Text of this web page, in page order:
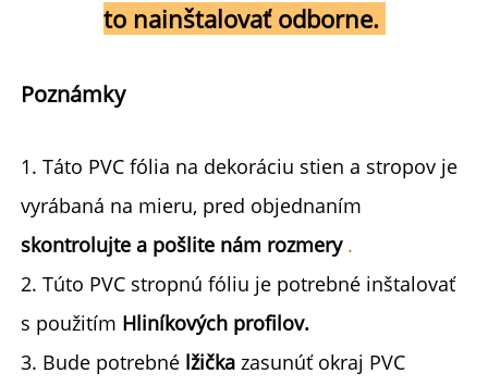
to nainštalovať odborne.
Poznámky
1. Táto PVC fólia na dekoráciu stien a stropov je
skontrolujte a pošlite nám rozmery .
2. Túto PVC stropnú fóliu je potrebné inštalovať
s použitím Hliníkových profilov.
3. Bude potrebné lžička zasunúť okraj PVC